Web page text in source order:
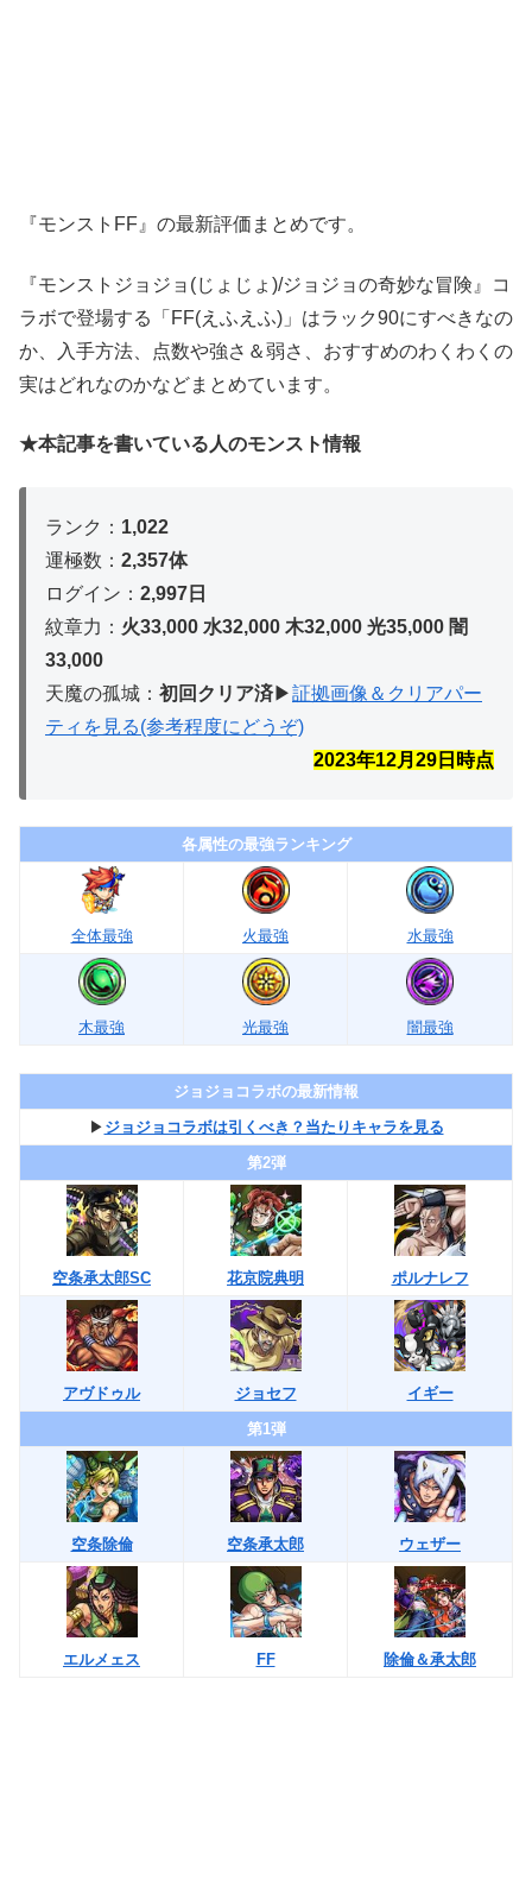
『モンストFF』の最新評価まとめです。
『モンストジョジョ(じょじょ)/ジョジョの奇妙な冒険』コ
ラボで登場する「FF(えふえふ)」はラック90にすべきなの
か、入手方法、点数や強さ＆弱さ、おすすめのわくわくの
実はどれなのかなどまとめています。
★本記事を書いている人のモンスト情報
ランク： 1,022
運極数： 2,357体
ログイン： 2,997日
紋章力： 火33,000 水32,000 木32,000 光35,000 闇
33,000
天魔の孤城： 初回クリア済▶︎証拠画像＆クリアパー
ティを見る(参考程度にどうぞ)
2023年12月29 日時点
各属性の最強ランキング
全体最強 火最強 水最強
木最強 光最強 闇最強
ジョジョコラボの最新情報
▶︎ ジョジョコラボは引くべき？当たりキャラを見る
第2弾
空条承太郎SC 花京院典明 ポルナレフ
アヴドゥル ジョセフ
イギー
第1弾
空条除倫 空条承太郎 ウェザー
エルメェス FF 除倫＆承太郎